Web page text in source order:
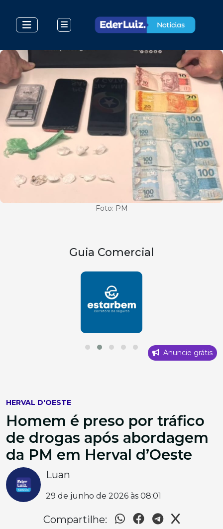
Foto: PM
Guia Comercial
Anuncie grátis
HERVAL D'OESTE
Homem é preso por tráfico
de drogas após abordagem
da PM em Herval d’Oeste
Luan
29 de junho de 2026 às 08:01
Compartilhe: